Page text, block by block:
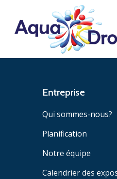
Entreprise
Qui sommes-nous?
Planification
Notre équipe
Calendrier des